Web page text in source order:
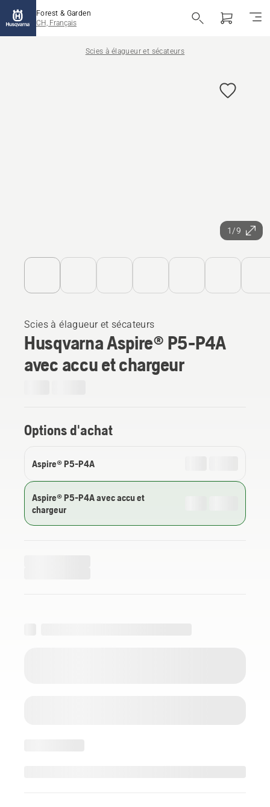
Forest & Garden
CH, Français
Scies à élagueur et sécateurs
1/9
Scies à élagueur et sécateurs
Husqvarna Aspire® P5-P4A
avec accu et chargeur
Options d'achat
Aspire® P5-P4A
Aspire® P5-P4A avec accu et
chargeur